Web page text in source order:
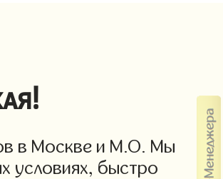
в Москве и М.О. Мы
условиях, быстро